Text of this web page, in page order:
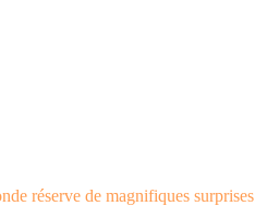
réserve de magnifiques